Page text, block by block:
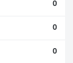
0
0
0